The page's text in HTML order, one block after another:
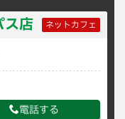
ス店 ネットカフェ
電話する